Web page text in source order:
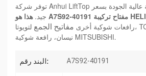
توفر شركة Anhui LiftTop أجزاء رافعة شوكية عالية الجودة بسعر
جيد. A7S92-40191 مفتاح تركيبة HELI
رافعات شوكية أخرى مفاتيح الجمع لتويوتا، TCM، كوماتسو،
نيسان، رافعة شوكية MITSUBISHI.
البند رقم: A7S92-40191